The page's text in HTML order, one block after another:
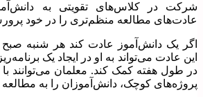
شرکت در کلاس‌های تقویتی به
عادت‌های مطالعه منظم‌تری را در خود
اگر یک دانش‌آموز عادت کند هر شنبه صبح
این عادت می‌تواند به او در ایجاد یک
در طول هفته کمک کند. معلمان می‌توانند با
پروژه‌های کوچک، دانش‌آموزان را به مطالعه